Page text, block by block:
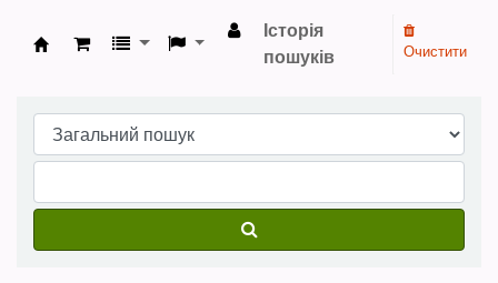
Бібліотека НТШ › Електронний каталог
Історія
пошуків
Очистити